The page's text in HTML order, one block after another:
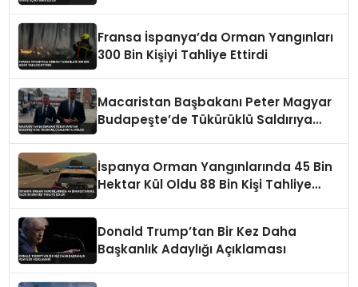
Fransa İspanya’da Orman Yangınları
300 Bin Kişiyi Tahliye Ettirdi
Macaristan Başbakanı Peter Magyar
Budapeşte’de Tükürüklü Saldırıya
İspanya Orman Yangınlarında 45 Bin
Hektar Kül Oldu 88 Bin Kişi Tahliye
Donald Trump’tan Bir Kez Daha
Başkanlık Adaylığı Açıklaması